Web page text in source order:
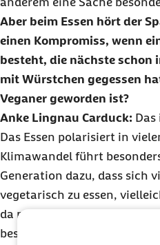
Aber beim Essen hört der
einen Kompromiss, wenn
besteht, die nächste schon
mit Würstchen gegessen
Veganer geworden ist?
Anke Lingnau Carduck: Das
Das Essen polarisiert in
Klimawandel führt
Generation dazu, dass sich
vegetarisch zu essen,
da muss man abfragen, wem
besonders wichtig ist. Ich